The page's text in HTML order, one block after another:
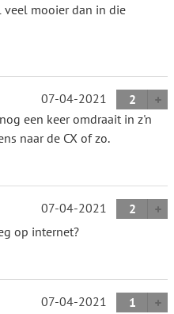
mooier dan in die
07-04-2021
2
een keer omdraait in z'n
naar de CX of zo.
07-04-2021
2
op internet?
07-04-2021
1